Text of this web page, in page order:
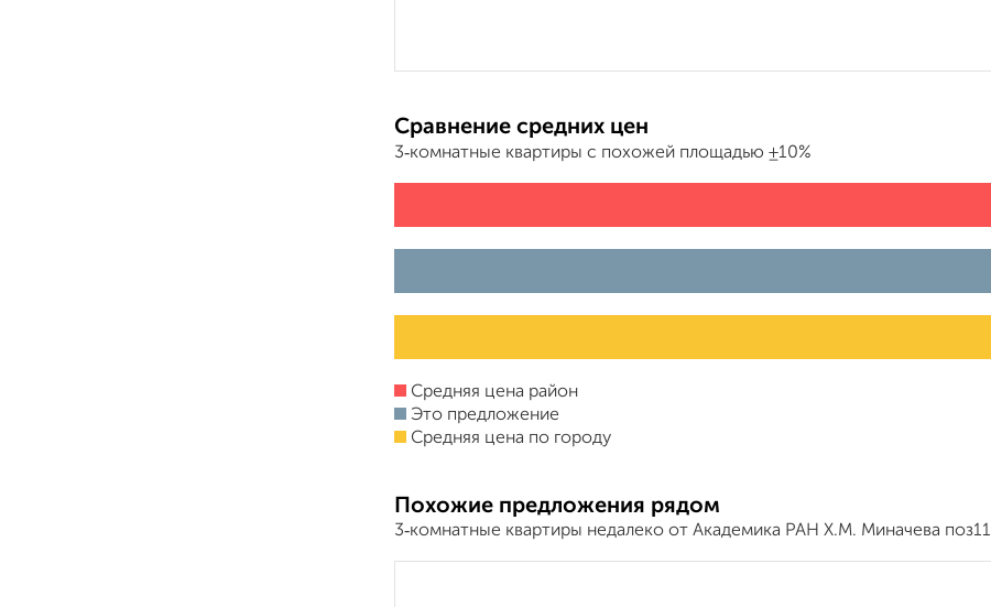
Сравнение средних цен
3‑комнатные квартиры с похожей площадью ±10%
Средняя цена район
Это предложение
Средняя цена по городу
Похожие предложения рядом
3‑комнатные квартиры недалеко от Академика РАН Х.М. Миначева поз11